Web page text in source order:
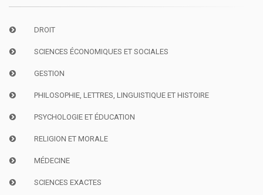
DROIT
SCIENCES ÉCONOMIQUES ET SOCIALES
GESTION
PHILOSOPHIE, LETTRES, LINGUISTIQUE ET HISTOIRE
PSYCHOLOGIE ET ÉDUCATION
RELIGION ET MORALE
MÉDECINE
SCIENCES EXACTES